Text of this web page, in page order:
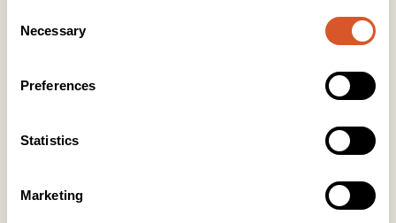
Selection
Necessary
Preferences
Statistics
Marketing
kundeservice@beautyproducts.no
KONTOR FOTAVDELING
Tlf:64 97 40 60
Org: 967110167